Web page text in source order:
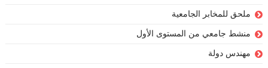
ملحق للمخابر الجامعية
منشط جامعي من المستوى الأول
مهندس دولة